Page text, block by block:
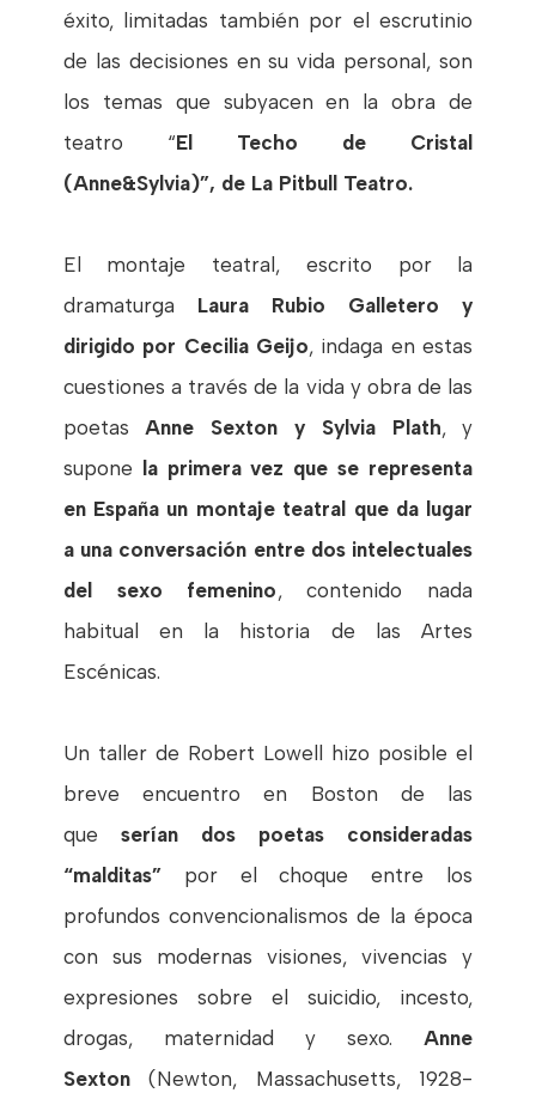
éxito, limitadas también por el escrutinio
de las decisiones en su vida personal, son
los temas que subyacen en la obra de
teatro “El Techo de Cristal
(Anne&Sylvia)”, de La Pitbull Teatro.
El montaje teatral, escrito por la
dramaturga Laura Rubio Galletero y
dirigido por Cecilia Geijo, indaga en estas
cuestiones a través de la vida y obra de las
poetasAnne Sexton y Sylvia Plath, y
supone
la primera vez que se representa
en España un montaje teatral que da lugar
a una conversación entre dos intelectuales
del sexo femenino, contenido nada
habitual en la historia de las Artes
Escénicas.
Un taller de Robert Lowell hizo posible el
breve encuentro en Boston de las
que serían dos poetas consideradas
“malditas”por el choque entre los
profundos convencionalismos de la época
con sus modernas visiones, vivencias y
expresiones sobre el suicidio, incesto,
drogas, maternidad y sexo.Anne
Sexton(Newton, Massachusetts, 1928-